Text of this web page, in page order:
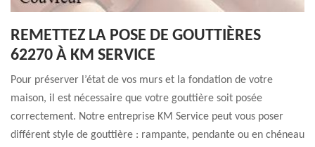
REMETTEZ LA POSE DE GOUTTIÈRES
62270 À KM SERVICE
Pour préserver l’état de vos murs et la fondation de votre
maison, il est nécessaire que votre gouttière soit posée
correctement. Notre entreprise KM Service peut vous poser
différent style de gouttière : rampante, pendante ou en chéneau